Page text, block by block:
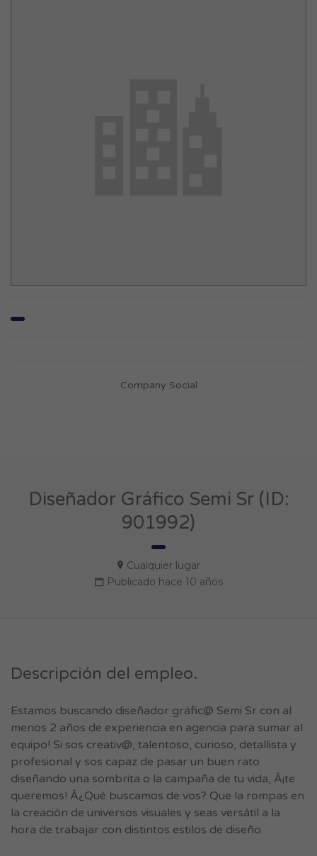
Company Social
Diseñador Gráfico Semi Sr (ID:
901992)
Cualquier lugar
Publicado hace 10 años
Descripción del empleo.
Estamos buscando diseñador gráfic@ Semi Sr con al
menos 2 años de experiencia en agencia para sumar al
equipo! Si sos creativ@, talentoso, curioso, detallista y
profesional y sos capaz de pasar un buen rato
diseñando una sombrita o la campaña de tu vida, Â¡te
queremos! Â¿Qué buscamos de vos? Que la rompas en
la creación de universos visuales y seas versátil a la
hora de trabajar con distintos estilos de diseño.